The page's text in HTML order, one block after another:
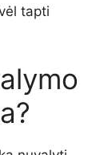
tapti